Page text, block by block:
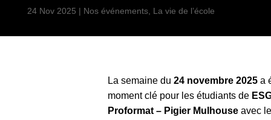
24 Nov 2025 | Nos événements, La vie de l’école
La semaine du24 novembre 2025 a
moment clé pour les étudiants de
Proformat – Pigier Mulhouse avec